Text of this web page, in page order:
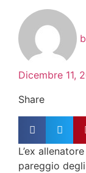
Dicembre 11,
Share
L’ex
pareggio